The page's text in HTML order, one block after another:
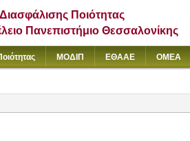
Ποιότητας
Πανεπιστήμιο Θεσσαλονίκης
ΜΟΔΙΠ ΕΘΑΑΕ ΟΜΕΑ